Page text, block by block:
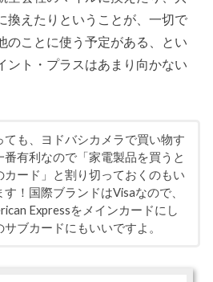
換えたりということが、一切で
のことに使う予定がある、とい
ント・プラスはあまり向かない
ても、ヨドバシカメラで買い物す
番有利なので「家電製品を買うと
カード」と割り切っておくのもい
！国際ブランドはVisaなので、
Expressをメインカードにし
ブカードにもいいですよ。